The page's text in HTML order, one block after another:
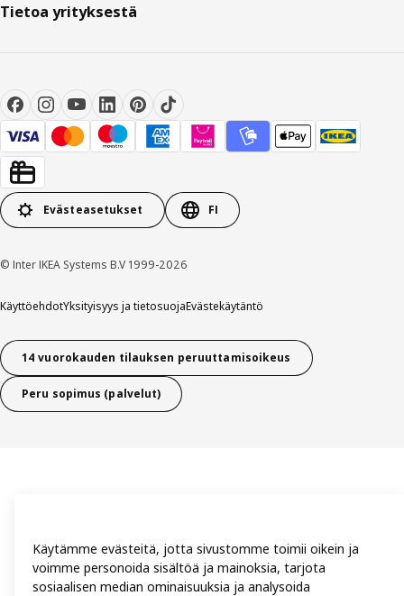
Tietoa yrityksestä
Evästeasetukset FI
© Inter IKEA Systems B.V 1999-2026
KäyttöehdotYksityisyys ja tietosuojaEvästekäytäntö
14 vuorokauden tilauksen peruuttamisoikeus
Peru sopimus (palvelut)
Käytämme evästeitä, jotta sivustomme toimii oikein ja
voimme personoida sisältöä ja mainoksia, tarjota
sosiaalisen median ominaisuuksia ja analysoida